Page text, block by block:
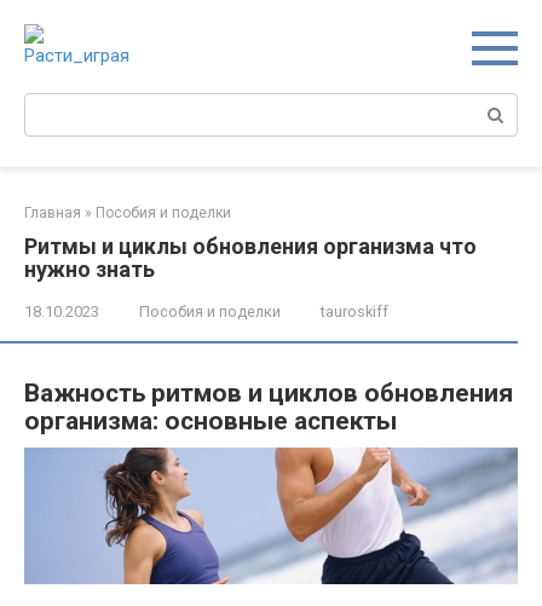
контенту
Поиск:
Главная » Пособия и поделки
Ритмы и циклы обновления организма что
нужно знать
18.10.2023 Пособия и поделки tauroskiff
Важность ритмов и циклов обновления
организма: основные аспекты